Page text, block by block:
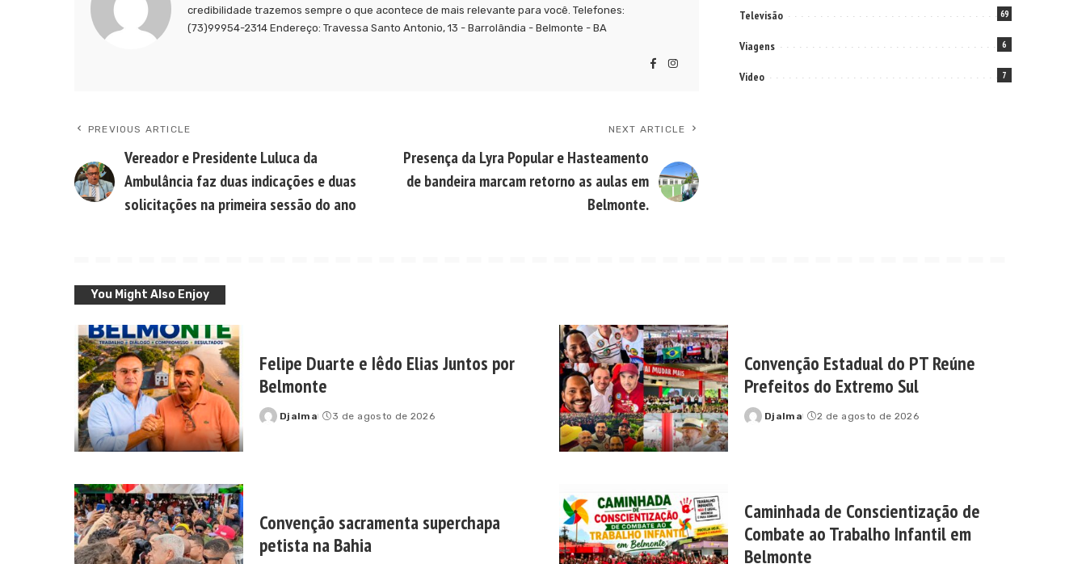
credibilidade trazemos sempre o que acontece de mais relevante para você. Telefones:
(73)99954-2314 Endereço: Travessa Santo Antonio, 13 - Barrolândia - Belmonte - BA
PREVIOUS ARTICLE
Vereador e Presidente Luluca da
Ambulância faz duas indicações e duas
solicitações na primeira sessão do ano
NEXT ARTICLE
Presença da Lyra Popular e Hasteamento
de bandeira marcam retorno as aulas em
Belmonte.
Televisão 69
Viagens 6
Video 7
You Might Also Enjoy
Felipe Duarte e Iêdo Elias Juntos por
Belmonte
Posted
Djalma 3 de agosto de 2026
Convenção Estadual do PT Reúne
Prefeitos do Extremo Sul
Posted
Djalma 2 de agosto de 2026
Convenção sacramenta superchapa
petista na Bahia
Caminhada de Conscientização de
Combate ao Trabalho Infantil em
Belmonte